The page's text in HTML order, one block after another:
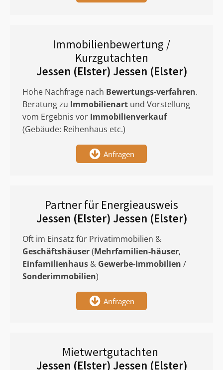
Immobilienbewertung /
Kurzgutachten
Jessen (Elster) Jessen (Elster)
Hohe Nachfrage nach Bewertungs-verfahren.
Beratung zu Immobilienart und Vorstellung
vom Ergebnis vor Immobilienverkauf
(Gebäude: Reihenhaus etc.)
Anfragen
Partner für Energieausweis
Jessen (Elster) Jessen (Elster)
Oft im Einsatz für Privatimmobilien &
Geschäftshäuser(Mehrfamilien-häuser,
Einfamilienhaus & Gewerbe-immobilien /
Sonderimmobilien)
Anfragen
Mietwertgutachten
Jessen (Elster) Jessen (Elster)